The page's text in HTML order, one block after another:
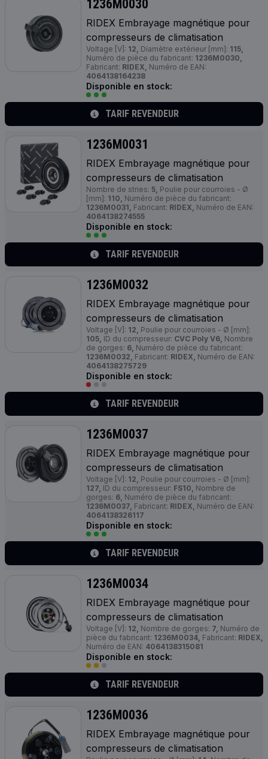
1236M0030
RIDEX Embrayage magnétique pour
compresseurs de climatisation
Voltage [V]: 12, Diamètre extérieur [mm]: 115,
Numéro de pièce du fabricant: 1236M0030,
Fabricant: RIDEX, Numéro de EAN:
4064138164238
Disponible en stock:
TARIF REVENDEUR
1236M0031
RIDEX Embrayage magnétique pour
compresseurs de climatisation
Nombre de stries: 5, Poulie pour courroies - Ø
[mm]: 110, Numéro de pièce du fabricant:
1236M0031, Fabricant: RIDEX, Numéro de EAN:
4064138274555
Disponible en stock:
TARIF REVENDEUR
1236M0032
RIDEX Embrayage magnétique pour
compresseurs de climatisation
Voltage [V]: 12, Poulie pour courroies - Ø [mm]:
105, ID du compresseur: CVC Poly V6, Nombre
de gorges: 6, Numéro de pièce du fabricant:
1236M0032, Fabricant: RIDEX, Numéro de EAN:
4064138275729
Disponible en stock:
TARIF REVENDEUR
1236M0037
RIDEX Embrayage magnétique pour
compresseurs de climatisation
Voltage [V]: 12, Poulie pour courroies - Ø [mm]:
127, ID du compresseur: FS10, Nombre de
gorges: 6, Numéro de pièce du fabricant:
1236M0037, Fabricant: RIDEX, Numéro de EAN:
4064138326117
Disponible en stock:
TARIF REVENDEUR
1236M0034
RIDEX Embrayage magnétique pour
compresseurs de climatisation
Voltage [V]: 12, Nombre de gorges: 7, Numéro de
pièce du fabricant: 1236M0034, Fabricant: RIDEX,
Numéro de EAN: 4064138315081
Disponible en stock:
TARIF REVENDEUR
1236M0036
RIDEX Embrayage magnétique pour
compresseurs de climatisation